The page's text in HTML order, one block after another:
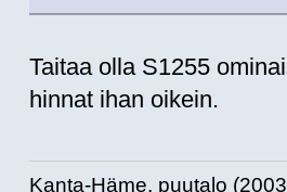
Taitaa olla S1255
hinnat ihan oikein.
Kanta-Häme, puutalo